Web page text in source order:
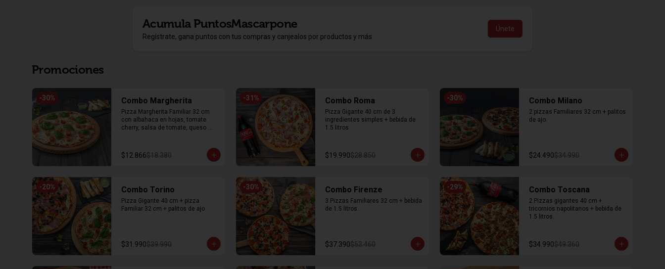
Acumula PuntosMascarpone
Regístrate, gana puntos con tus compras y canjealos por productos y más
Únete
Promociones
-30% Combo Margherita
Pizza Margherita Familiar 32 cm
con albahaca en hojas, tomate
cherry, salsa de tomate, queso
$12.866$18.380
-31 % Combo Roma
Pizza Gigante 40 cm de 3
ingredientes simples + bebida de
1.5 litros.
$19.990$28.850
-30% Combo Milano
2 pizzas Familiares 32 cm + palitos
de ajo.
$24.490$34.990
-20% Combo Torino
Pizza Gigante 40 cm + pizza
Familiar 32 cm + palitos de ajo
$31.990$39.990
-30% Combo Firenze
3 Pizzas Familiares 32 cm + bebida
de 1.5 litros.
$37.390$53.460
-29% Combo Toscana
2 Pizzas gigantes 40 cm +
tricornios napolitanos + bebida de
1.5 litros.
$34.990$49.360